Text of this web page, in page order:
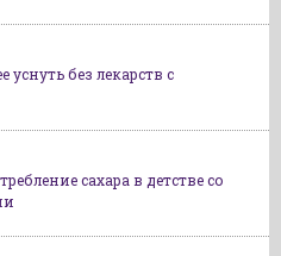
без лекарств с
сахара в детстве со